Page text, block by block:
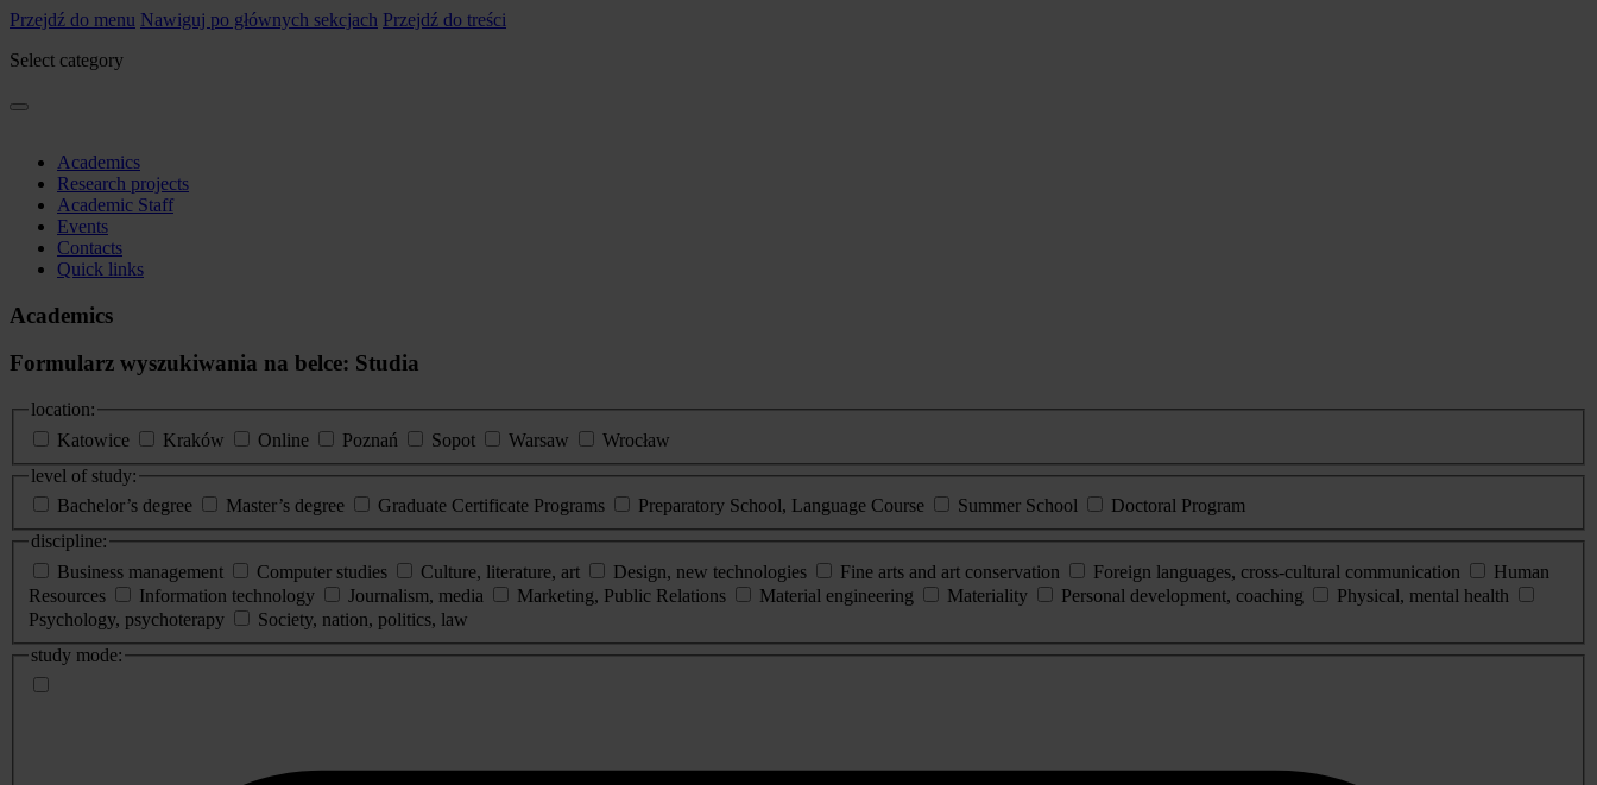
Przejdź do menu Nawiguj po głównych sekcjach Przejdź do treści
Select category
Academics
Research projects
Academic Staff
Events
Contacts
Quick links
Academics
Formularz wyszukiwania na belce: Studia
location:
Katowice
Kraków Online Poznań Sopot Warsaw
Wrocław
level of study:
Bachelor’s degree
Master’s degree Graduate Certificate Programs Preparatory School, Language Course Summer School
Doctoral Program
discipline:
Business management
Computer studies Culture, literature, art Design, new technologies Fine arts and art conservation Foreign languages, cross-cultural communication
Human
Resources
Information technology Journalism, media Marketing, Public Relations Material engineering Materiality Personal development, coaching
Physical, mental health
Psychology, psychoterapy
Society, nation, politics, law
study mode: